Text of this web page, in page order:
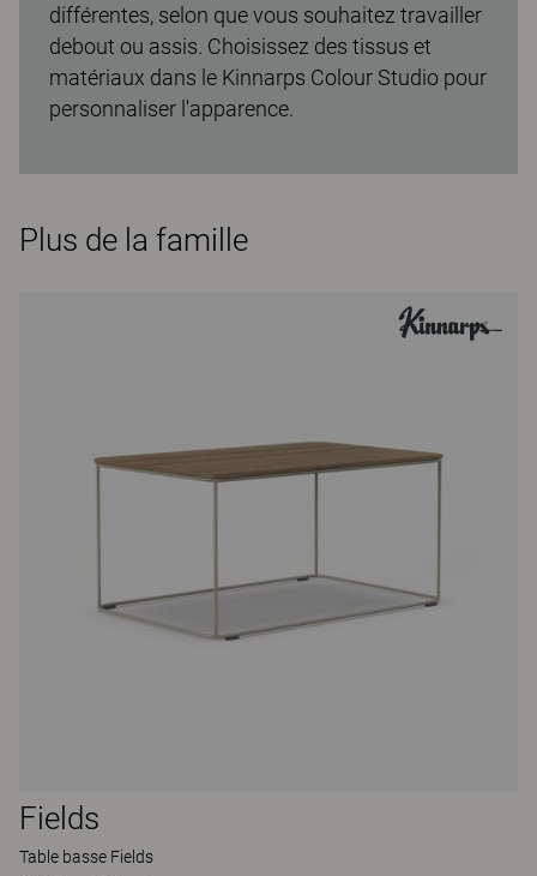
différentes, selon que vous souhaitez travailler
debout ou assis. Choisissez des tissus et
matériaux dans le Kinnarps Colour Studio pour
personnaliser l'apparence.
Plus de la famille
Fields
Table basse Fields